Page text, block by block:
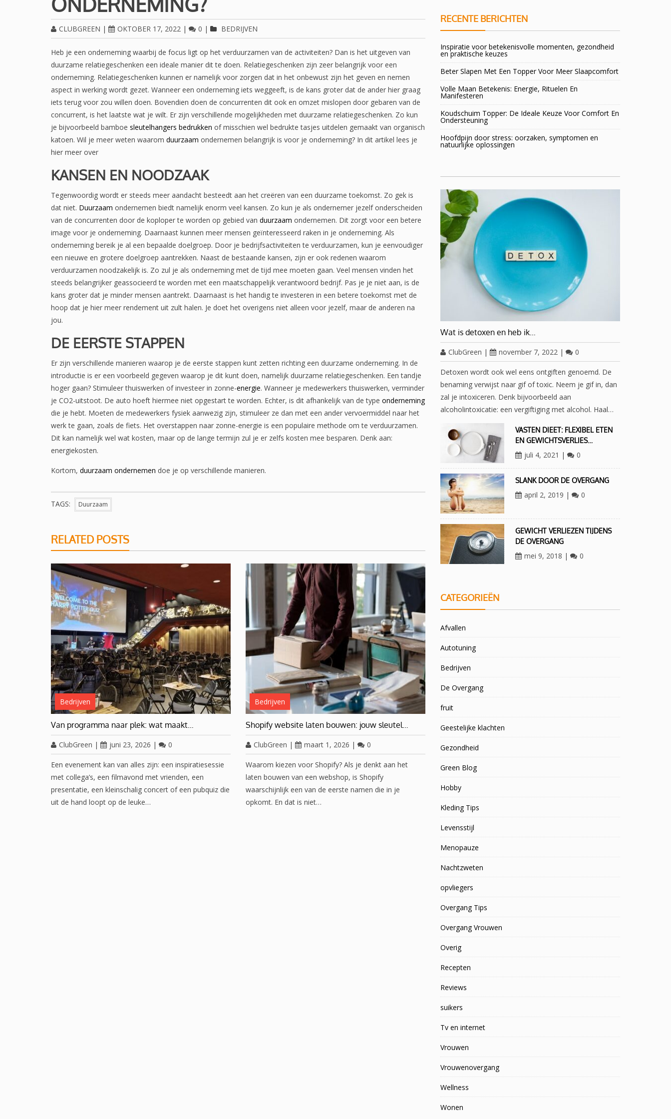
CLUBGREEN | OKTOBER 17, 2022 | 0 | BEDRIJVEN
Heb je een onderneming waarbij de focus ligt op het verduurzamen van de activiteiten? Dan is het uitgeven van
duurzame relatiegeschenken een ideale manier dit te doen. Relatiegeschenken zijn zeer belangrijk voor een
onderneming. Relatiegeschenken kunnen er namelijk voor zorgen dat in het onbewust zijn het geven en nemen
aspect in werking wordt gezet. Wanneer een onderneming iets weggeeft, is de kans groter dat de ander hier graag
iets terug voor zou willen doen. Bovendien doen de concurrenten dit ook en omzet mislopen door gebaren van de
concurrent, is het laatste wat je wilt. Er zijn verschillende mogelijkheden met duurzame relatiegeschenken. Zo kun
je bijvoorbeeld bamboe sleutelhangers bedrukken of misschien wel bedrukte tasjes uitdelen gemaakt van organisch
katoen. Wil je meer weten waarom duurzaam ondernemen belangrijk is voor je onderneming? In dit artikel lees je
hier meer over
KANSEN EN NOODZAAK
Tegenwoordig wordt er steeds meer aandacht besteedt aan het creëren van een duurzame toekomst. Zo gek is
dat niet. Duurzaam ondernemen biedt namelijk enorm veel kansen. Zo kun je als ondernemer jezelf onderscheiden
van de concurrenten door de koploper te worden op gebied van duurzaam ondernemen. Dit zorgt voor een betere
image voor je onderneming. Daarnaast kunnen meer mensen geïnteresseerd raken in je onderneming. Als
onderneming bereik je al een bepaalde doelgroep. Door je bedrijfsactiviteiten te verduurzamen, kun je eenvoudiger
een nieuwe en grotere doelgroep aantrekken. Naast de bestaande kansen, zijn er ook redenen waarom
verduurzamen noodzakelijk is. Zo zul je als onderneming met de tijd mee moeten gaan. Veel mensen vinden het
steeds belangrijker geassocieerd te worden met een maatschappelijk verantwoord bedrijf. Pas je je niet aan, is de
kans groter dat je minder mensen aantrekt. Daarnaast is het handig te investeren in een betere toekomst met de
hoop dat je hier meer rendement uit zult halen. Je doet het overigens niet alleen voor jezelf, maar de anderen na
jou.
DE EERSTE STAPPEN
Er zijn verschillende manieren waarop je de eerste stappen kunt zetten richting een duurzame onderneming. In de
introductie is er een voorbeeld gegeven waarop je dit kunt doen, namelijk duurzame relatiegeschenken. Een tandje
hoger gaan? Stimuleer thuiswerken of investeer in zonne-energie. Wanneer je medewerkers thuiswerken, verminder
je CO2-uitstoot. De auto hoeft hiermee niet opgestart te worden. Echter, is dit afhankelijk van de type onderneming
die je hebt. Moeten de medewerkers fysiek aanwezig zijn, stimuleer ze dan met een ander vervoermiddel naar het
werk te gaan, zoals de fiets. Het overstappen naar zonne-energie is een populaire methode om te verduurzamen.
Dit kan namelijk wel wat kosten, maar op de lange termijn zul je er zelfs kosten mee besparen. Denk aan:
energiekosten.
Kortom, duurzaam ondernemen doe je op verschillende manieren.
TAGS: Duurzaam
RELATED POSTS
Bedrijven
Van programma naar plek: wat maakt…
ClubGreen | juni 23, 2026 | 0
Een evenement kan van alles zijn: een inspiratiesessie
met collega’s, een filmavond met vrienden, een
presentatie, een kleinschalig concert of een pubquiz die
uit de hand loopt op de leuke…
Bedrijven
Shopify website laten bouwen: jouw sleutel…
ClubGreen | maart 1, 2026 | 0
Waarom kiezen voor Shopify? Als je denkt aan het
laten bouwen van een webshop, is Shopify
waarschijnlijk een van de eerste namen die in je
opkomt. En dat is niet…
RECENTE BERICHTEN
Inspiratie voor betekenisvolle momenten, gezondheid
en praktische keuzes
Beter Slapen Met Een Topper Voor Meer Slaapcomfort
Volle Maan Betekenis: Energie, Rituelen En
Manifesteren
Koudschuim Topper: De Ideale Keuze Voor Comfort En
Ondersteuning
Hoofdpijn door stress: oorzaken, symptomen en
natuurlijke oplossingen
Wat is detoxen en heb ik…
ClubGreen | november 7, 2022 | 0
Detoxen wordt ook wel eens ontgiften genoemd. De
benaming verwijst naar gif of toxic. Neem je gif in, dan
zal je intoxiceren. Denk bijvoorbeeld aan
alcoholintoxicatie: een vergiftiging met alcohol. Haal…
VASTEN DIEET: FLEXIBEL ETEN
EN GEWICHTSVERLIES…
juli 4, 2021 | 0
SLANK DOOR DE OVERGANG
april 2, 2019 | 0
GEWICHT VERLIEZEN TIJDENS
DE OVERGANG
mei 9, 2018 | 0
CATEGORIEËN
Afvallen
Autotuning
Bedrijven
De Overgang
fruit
Geestelijke klachten
Gezondheid
Green Blog
Hobby
Kleding Tips
Levensstijl
Menopauze
Nachtzweten
opvliegers
Overgang Tips
Overgang Vrouwen
Overig
Recepten
Reviews
suikers
Tv en internet
Vrouwen
Vrouwenovergang
Wellness
Wonen